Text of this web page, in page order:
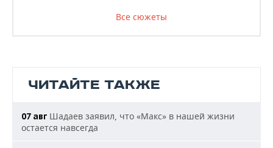
Все сюжеты
ЧИТАЙТЕ ТАКЖЕ
07 авг Шадаев заявил, что «Макс» в нашей жизни
остается навсегда